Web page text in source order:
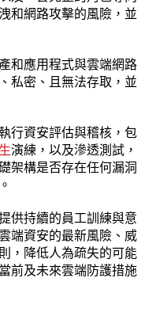
和網路攻擊的風險，並
和應用程式與雲端網路
私密、且無法存取，並
行資安評估與稽核，包
演練，以及滲透測試，
架構是否存在任何漏洞
供持續的員工訓練與意
端資安的最新風險、威
，降低人為疏失的可能
前及未來雲端防護措施